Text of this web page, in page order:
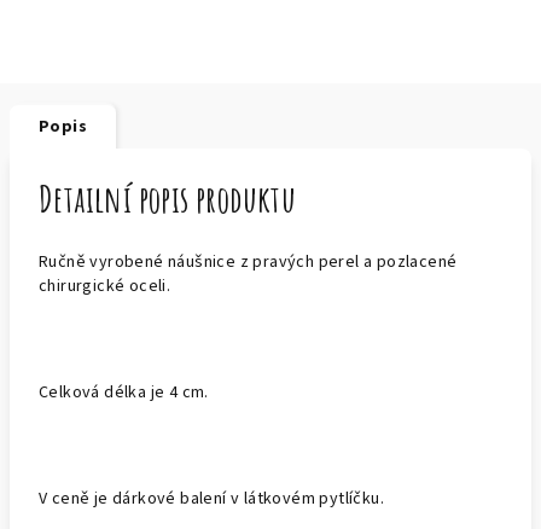
Popis
Detailní popis produktu
Ručně vyrobené náušnice z pravých perel a pozlacené
chirurgické oceli.
Celková délka je 4 cm.
V ceně je dárkové balení v látkovém pytlíčku.